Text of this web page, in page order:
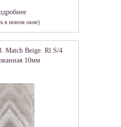
в новом окне)
Match Beige. Rl S/4
10мм